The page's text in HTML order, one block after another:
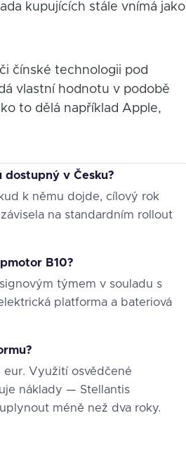
kupujících stále vnímá jako
čínské technologii pod
vlastní hodnotu v podobě
to dělá například Apple,
v Česku?
k němu dojde, cílový rok
na standardním rollout
B10?
týmem v souladu s
platforma a bateriová
Využití osvědčené
náklady — Stellantis
méně než dva roky.